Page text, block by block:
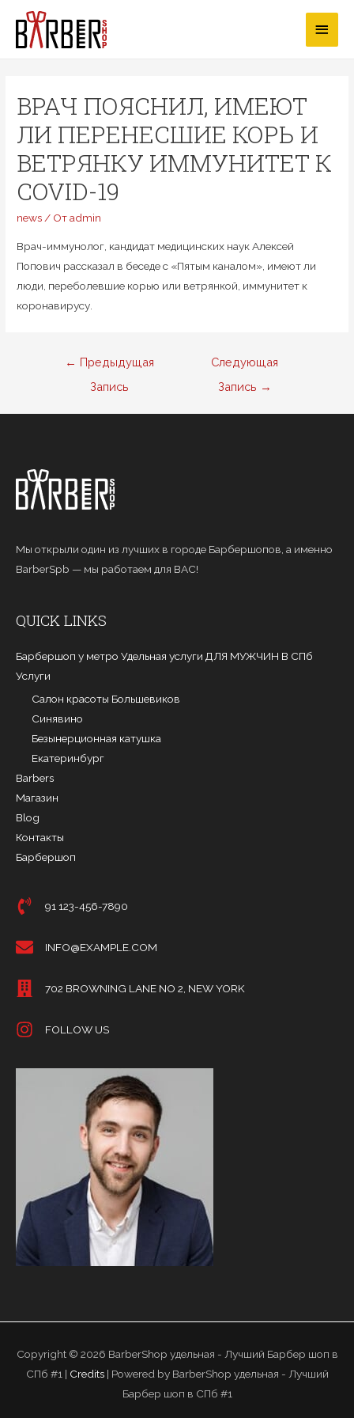
Перейти
содержимому
ВРАЧ ПОЯСНИЛ, ИМЕЮТ
ЛИ ПЕРЕНЕСШИЕ КОРЬ И
ВЕТРЯНКУ ИММУНИТЕТ К
COVID-19
news/ Отadmin
Врач-иммунолог, кандидат медицинских наук Алексей
Попович рассказал в беседе с «Пятым каналом», имеют ли
люди, переболевшие корью или ветрянкой, иммунитет к
коронавирусу.
Навигация
← Предыдущая
Запись
Следующая
Запись →
Мы открыли один из лучших в городе Барбершопов, а именно
BarberSpb — мы работаем для ВАС!
QUICK LINKS
Барбершоп у метро Удельная услуги ДЛЯ МУЖЧИН В СПб
Услуги
Салон красоты Большевиков
Синявино
Безынерционная катушка
Екатеринбург
Barbers
Магазин
Blog
Контакты
Барбершоп
91 123-456-7890
INFO@EXAMPLE.COM
702 BROWNING LANE NO 2, NEW YORK
FOLLOW US
Copyright © 2026 BarberShop удельная - Лучший Барбер шоп в
СПб #1 | Credits| Powered by BarberShop удельная - Лучший
Барбер шоп в СПб #1